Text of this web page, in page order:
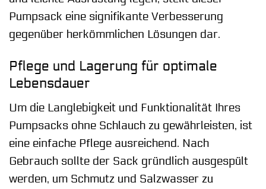
Pumpsack eine signifikante Verbesserung
gegenüber herkömmlichen Lösungen dar.
Pflege und Lagerung für optimale
Lebensdauer
Um die Langlebigkeit und Funktionalität Ihres
Pumpsacks ohne Schlauch zu gewährleisten, ist
eine einfache Pflege ausreichend. Nach
Gebrauch sollte der Sack gründlich ausgespült
werden, um Schmutz und Salzwasser zu